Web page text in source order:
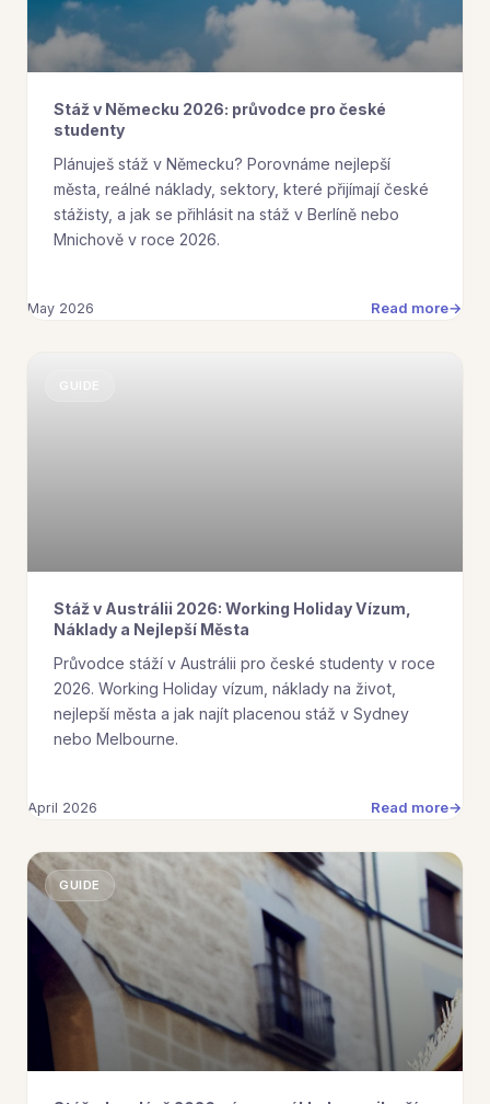
Stáž v Německu 2026: průvodce pro české
studenty
Plánuješ stáž v Německu? Porovnáme nejlepší
města, reálné náklady, sektory, které přijímají české
stážisty, a jak se přihlásit na stáž v Berlíně nebo
Mnichově v roce 2026.
May 2026 Read more
GUIDE
Stáž v Austrálii 2026: Working Holiday Vízum,
Náklady a Nejlepší Města
Průvodce stáží v Austrálii pro české studenty v roce
2026. Working Holiday vízum, náklady na život,
nejlepší města a jak najít placenou stáž v Sydney
nebo Melbourne.
April 2026 Read more
GUIDE